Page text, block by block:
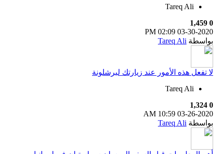
Tareq Ali
0
1,459
03-30-2020
02:09 PM
بواسطة Tareq Ali
لا تفعل هذه الأمور عند زيارتك لبرشلونة
Tareq Ali
0
1,324
03-26-2020
10:59 AM
بواسطة Tareq Ali